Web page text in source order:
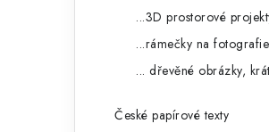
...3D prostorové
...rámečky na fotografie
... dřevěné obrázky,
České papírové texty